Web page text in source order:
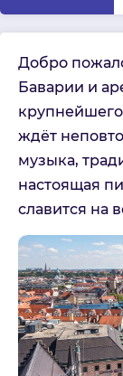
Добро
Баварии и
ждёт
музыка,
настоящая
славится на